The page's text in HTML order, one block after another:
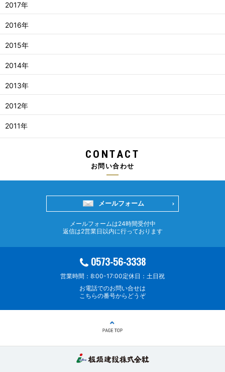
2017年
2016年
2015年
2014年
2013年
2012年
2011年
CONTACT
お問い合わせ
メールフォーム
メールフォームは24時間受付中
返信は2営業日以内に行っております
0573-56-3338
営業時間：8:00-17:00定休日：土日祝
お電話でのお問い合せは
こちらの番号からどうぞ